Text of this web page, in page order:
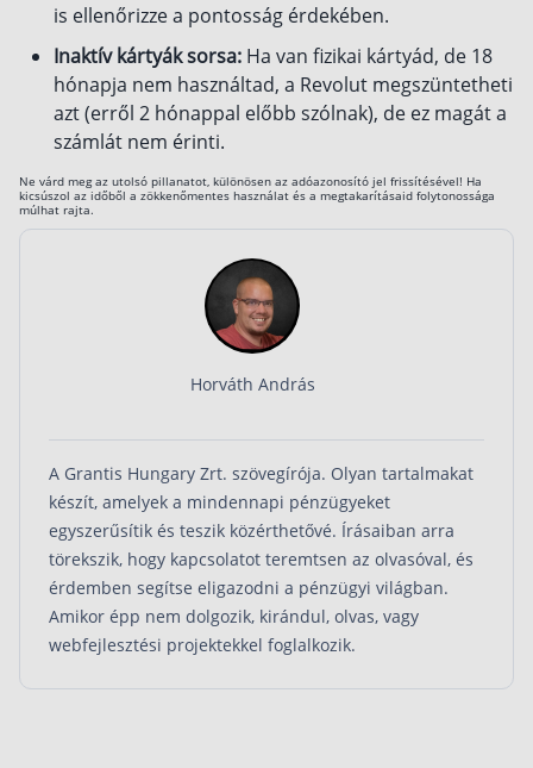
is ellenőrizze a pontosság érdekében.
Inaktív kártyák sorsa: Ha van fizikai kártyád, de 18
hónapja nem használtad, a Revolut megszüntetheti
azt (erről 2 hónappal előbb szólnak), de ez magát a
számlát nem érinti.
Ne várd meg az utolsó pillanatot, különösen az adóazonosító jel frissítésével! Ha
kicsúszol az időből a zökkenőmentes használat és a megtakarításaid folytonossága
múlhat rajta.
Horváth András
A Grantis Hungary Zrt. szövegírója. Olyan tartalmakat
készít, amelyek a mindennapi pénzügyeket
egyszerűsítik és teszik közérthetővé. Írásaiban arra
törekszik, hogy kapcsolatot teremtsen az olvasóval, és
érdemben segítse eligazodni a pénzügyi világban.
Amikor épp nem dolgozik, kirándul, olvas, vagy
webfejlesztési projektekkel foglalkozik.